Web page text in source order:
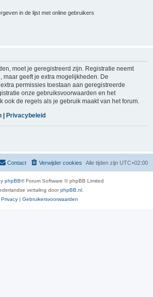
in de lijst met online gebruikers
moet je geregistreerd zijn. Registratie neemt
maar geeft je extra mogelijkheden. De
permissies toestaan aan geregistreerde
onze gebruiksvoorwaarden en het
ook de regels als je gebruik maakt van het forum.
| Privacybeleid
Alle tijden zijn UTC+02:00
Verwijder cookies
Contact
phpBB® Forum Software © phpBB Limited
vertaling doorphpBB.nl
Privacy | Gebruikersvoorwaarden